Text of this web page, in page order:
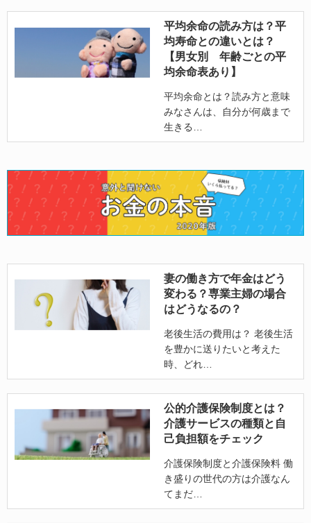
平均余命の読み方は？平
均寿命との違いとは？
【男女別 年齢ごとの平
均余命表あり】
平均余命とは？読み方と意味
みなさんは、自分が何歳まで
生きる
妻の働き方で年金はどう
変わる？専業主婦の場合
はどうなるの？
老後生活の費用は？ 老後生活
を豊かに送りたいと考えた
時、どれ
公的介護保険制度とは？
介護サービスの種類と自
己負担額をチェック
介護保険制度と介護保険料 働
き盛りの世代の方は介護なん
てまだ